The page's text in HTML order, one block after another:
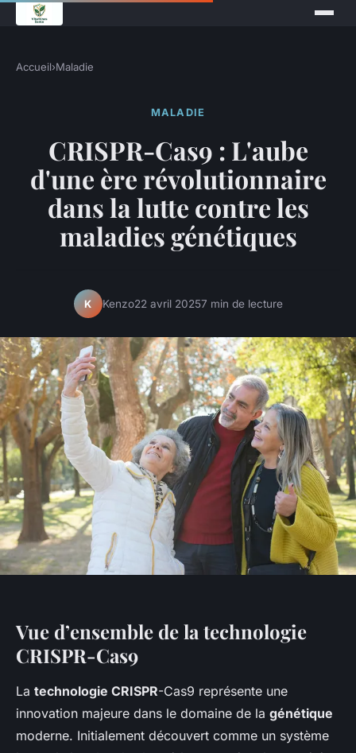
Accueil›Maladie
MALADIE
CRISPR-Cas9 : L'aube
d'une ère révolutionnaire
dans la lutte contre les
maladies génétiques
K Kenzo22 avril 20257 min de lecture
Vue d’ensemble de la technologie
CRISPR-Cas9
La technologie CRISPR-Cas9 représente une
innovation majeure dans le domaine de la génétique
moderne. Initialement découvert comme un système